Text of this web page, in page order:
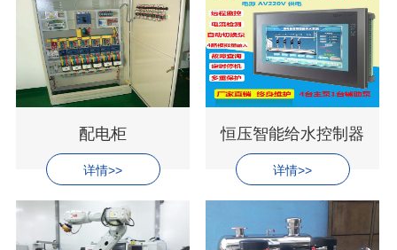
配电柜
详情>>
恒压智能给水控制器
详情>>